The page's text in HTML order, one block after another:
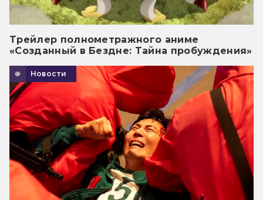
Трейлер полнометражного аниме
«Созданный в Бездне: Тайна пробуждения»
Новости